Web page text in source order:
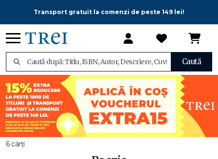
Transport gratuit la comenzi de peste 149 lei!
Caută
6 cărți